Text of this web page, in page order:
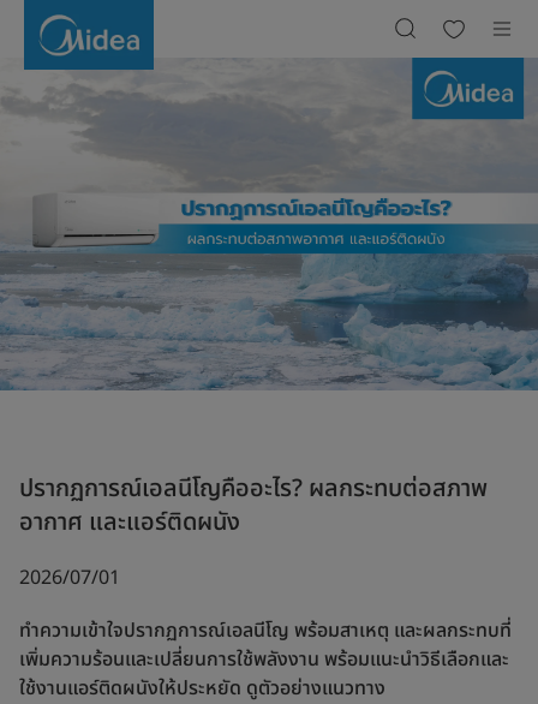
ปรากฏการณ์เอลนีโญคืออะไร? ผลกระทบต่อสภาพ
อากาศ และแอร์ติดผนัง
ทำความเข้าใจปรากฏการณ์เอลนีโญ พร้อมสาเหตุ และผลกระทบที่
เพิ่มความร้อนและเปลี่ยนการใช้พลังงาน พร้อมแนะนำวิธีเลือกและ
ใช้งานแอร์ติดผนังให้ประหยัด ดูตัวอย่างแนวทาง
2026/07/01